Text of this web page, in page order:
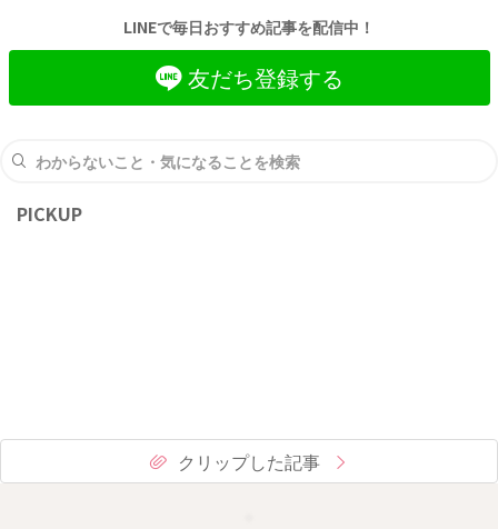
であれば、食べ物への異常な執着も納得でき
ると思ってしまいました。
LINEで毎日おすすめ記事を配信中！
友だち登録する
PICKUP
クリップした記事